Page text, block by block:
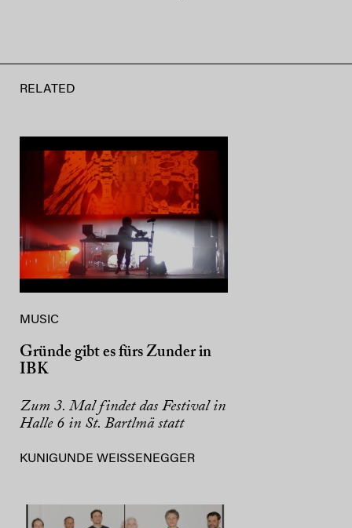
RELATED
MUSIC
Gründe gibt es fürs Zunder in
IBK
Zum 3. Mal findet das Festival in
Halle 6 in St. Bartlmä statt
KUNIGUNDE WEISSENEGGER